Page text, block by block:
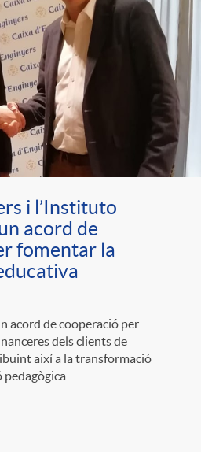
i l’Instituto
acord de
fomentar la
acord de cooperació per
dels clients de
així a la transformació
pedagògica